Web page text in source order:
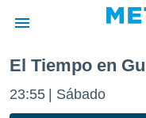
de
El Tiempo en
23:55 Sábado